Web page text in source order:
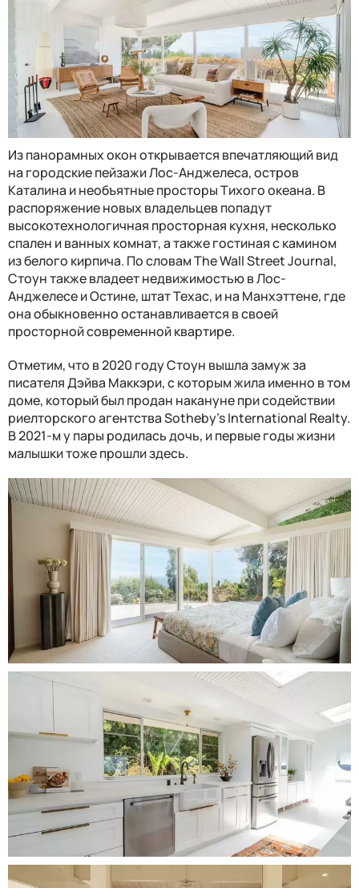
Из панорамных окон открывается впечатляющий вид
на городские пейзажи Лос-Анджелеса, остров
Каталина и необъятные просторы Тихого океана. В
распоряжение новых владельцев попадут
высокотехнологичная просторная кухня, несколько
спален и ванных комнат, а также гостиная с камином
из белого кирпича. По словам The Wall Street Journal,
Стоун также владеет недвижимостью в Лос-
Анджелесе и Остине, штат Техас, и на Манхэттене, где
она обыкновенно останавливается в своей
просторной современной квартире.
Отметим, что в 2020 году Стоун вышла замуж за
писателя Дэйва Маккэри, с которым жила именно в том
доме, который был продан накануне при содействии
риелторского агентства Sotheby's International Realty.
В 2021-м у пары родилась дочь, и первые годы жизни
малышки тоже прошли здесь.